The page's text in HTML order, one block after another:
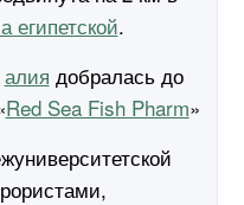
египетской.
алия добралась до
Red Sea Fish Pharm»